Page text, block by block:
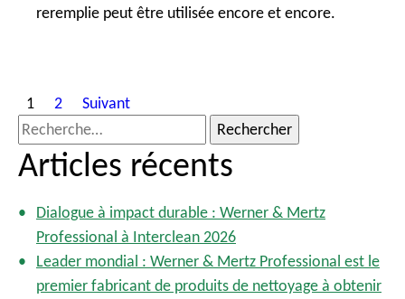
reremplie peut être utilisée encore et encore.
P
o
s
t
p
g
i
1 2
Suivant
R
e
c
Articles récents
Dialogue à impact durable : Werner & Mertz
Professional à Interclean 2026
Leader mondial : Werner & Mertz Professional est le
premier fabricant de produits de nettoyage à obtenir